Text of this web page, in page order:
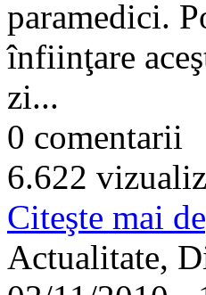
paramedici.
înfiinţare
zi...
0 comentarii
6.622
Citeşte mai
Actualitate,